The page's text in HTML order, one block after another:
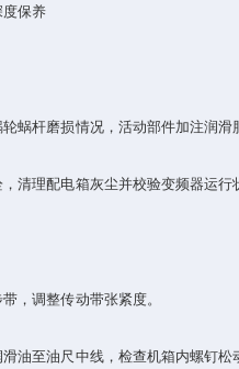
保养‌
杆磨损情况，活动部件加注润滑
理配电箱灰尘并校验变频器运行
调整传动带张紧度‌。
至油尺中线，检查机箱内螺钉松